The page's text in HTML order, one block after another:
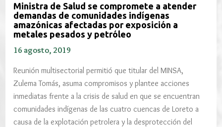
Ministra de Salud se compromete a atender
demandas de comunidades indígenas
amazónicas afectadas por exposición a
metales pesados y petróleo
16 agosto, 2019
Reunión multisectorial permitió que titular del MINSA,
Zulema Tomás, asuma compromisos y plantee acciones
inmediatas frente a la crisis de salud en que se encuentran
comunidades indígenas de las cuatro cuencas de Loreto a
causa de la explotación petrolera y la desprotección del